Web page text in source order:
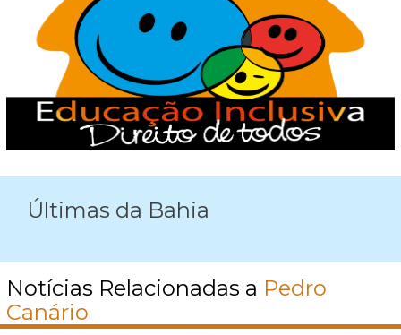
Últimas da Bahia
Notícias Relacionadas a Pedro
Canário